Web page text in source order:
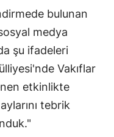
bulunan
medya
şu ifadeleri
Vakıflar
etkinlikte
tebrik